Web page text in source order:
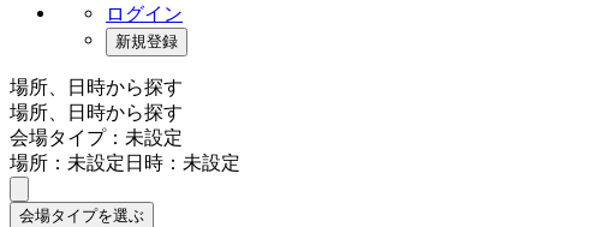
ログイン
新規登録
場所、日時から探す
場所、日時から探す
会場タイプ：未設定
場所：未設定日時：未設定
会場タイプを選ぶ